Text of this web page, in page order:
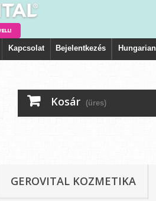
Hungarian
Bejelentkezés
Kapcsolat
Kosár (üres)
GEROVITAL KOZMETIKA